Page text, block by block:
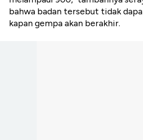
bahwa badan tersebut tidak
kapan gempa akan berakhir.